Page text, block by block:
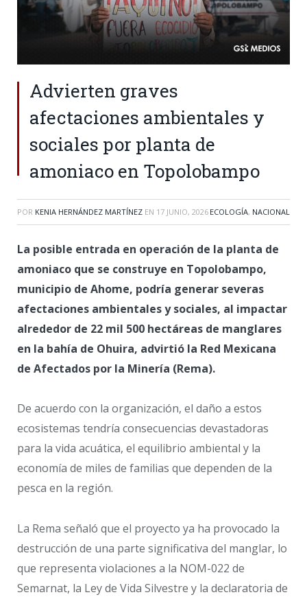
Advierten graves
afectaciones ambientales y
sociales por planta de
amoniaco en Topolobampo
POR KENIA HERNÁNDEZ MARTÍNEZ EN 17 JUNIO, 2026 ECOLOGÍA, NACIONAL
La posible entrada en operación de la planta de
amoniaco que se construye en Topolobampo,
municipio de Ahome, podría generar severas
afectaciones ambientales y sociales, al impactar
alrededor de 22 mil 500 hectáreas de manglares
en la bahía de Ohuira, advirtió la Red Mexicana
de Afectados por la Minería (Rema).
De acuerdo con la organización, el daño a estos
ecosistemas tendría consecuencias devastadoras
para la vida acuática, el equilibrio ambiental y la
economía de miles de familias que dependen de la
pesca en la región.
La Rema señaló que el proyecto ya ha provocado la
destrucción de una parte significativa del manglar, lo
que representa violaciones a la NOM-022 de
Semarnat, la Ley de Vida Silvestre y la declaratoria de